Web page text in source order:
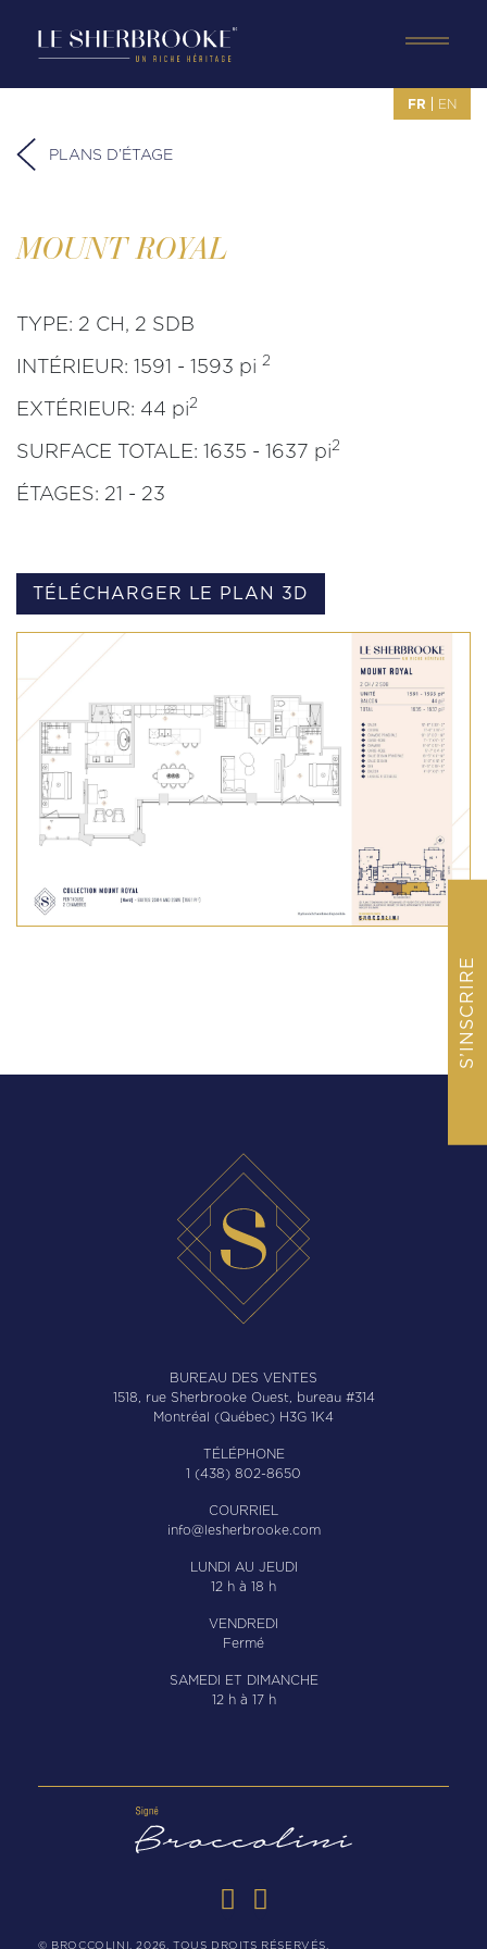
content
EN
FR
S’INSCRIRE
PLANS D’ÉTAGE
MOUNT ROYAL
TYPE: 2 CH, 2 SDB
INTÉRIEUR: 1591 - 1593 pi 2
EXTÉRIEUR: 44 pi2
SURFACE TOTALE: 1635 - 1637 pi2
ÉTAGES: 21 - 23
TÉLÉCHARGER LE PLAN 3D
BUREAU DES VENTES
1518, rue Sherbrooke Ouest, bureau #314
Montréal (Québec) H3G 1K4
TÉLÉPHONE
1 (438) 802-8650
COURRIEL
info@lesherbrooke.com
LUNDI AU JEUDI
12 h à 18 h
VENDREDI
Fermé
SAMEDI ET DIMANCHE
12 h à 17 h
© BROCCOLINI, 2026. TOUS DROITS RÉSERVÉS.